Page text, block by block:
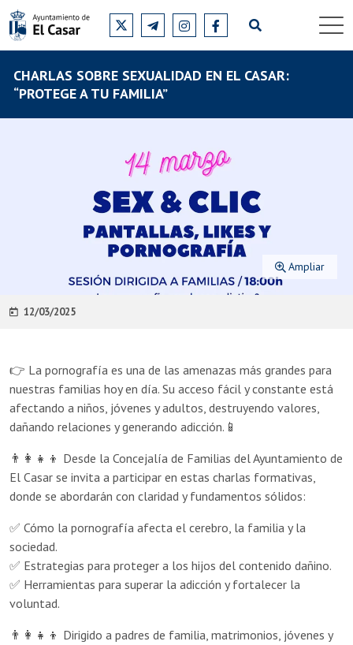
CHARLAS SOBRE SEXUALIDAD EN EL CASAR:
“PROTEGE A TU FAMILIA”
Ampliar
12/03/2025
👉 La pornografía es una de las amenazas más grandes para
nuestras familias hoy en día. Su acceso fácil y constante está
afectando a niños, jóvenes y adultos, destruyendo valores,
dañando relaciones y generando adicción.📱
👨‍👩‍👧‍👦 Desde la Concejalía de Familias del Ayuntamiento de
El Casar se invita a participar en estas charlas formativas,
donde se abordarán con claridad y fundamentos sólidos:
✅ Cómo la pornografía afecta el cerebro, la familia y la
sociedad.
✅ Estrategias para proteger a los hijos del contenido dañino.
✅ Herramientas para superar la adicción y fortalecer la
voluntad.
👨‍👩‍👧‍👦 Dirigido a padres de familia, matrimonios, jóvenes y